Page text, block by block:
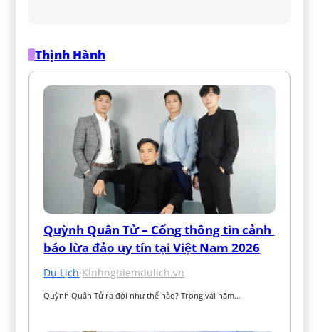
Thịnh Hành
Quỳnh Quân Tử – Cổng thông tin cảnh
báo lừa đảo uy tín tại Việt Nam 2026
Du Lịch·Kinhnghiemdulich.vn
Quỳnh Quân Tử ra đời như thế nào? Trong vài năm…